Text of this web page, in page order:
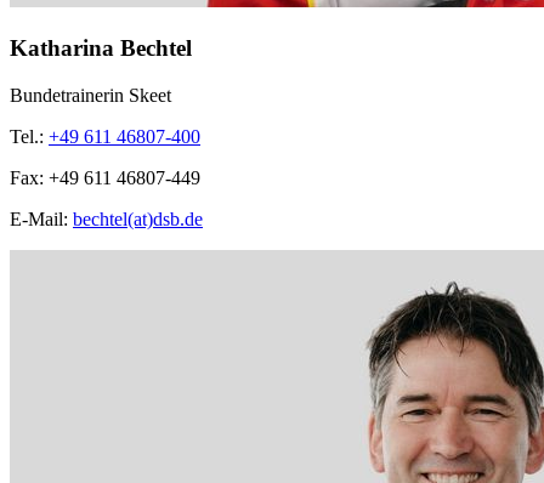
Katharina Bechtel
Bundetrainerin Skeet
Tel.: +49 611 46807-400
Fax: +49 611 46807-449
E-Mail: bechtel(at)dsb.de